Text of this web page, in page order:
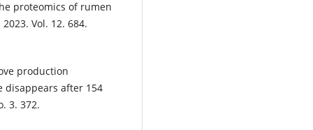
proteomics of rumen
Vol. 12. 684.
production
disappears after 154
3. 372.